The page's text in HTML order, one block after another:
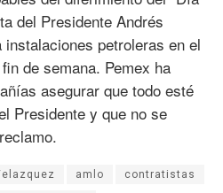
del Presidente Andrés
petroleras en el
de semana. Pemex ha
asegurar que todo esté
Presidente y que no se
amlo contratistas